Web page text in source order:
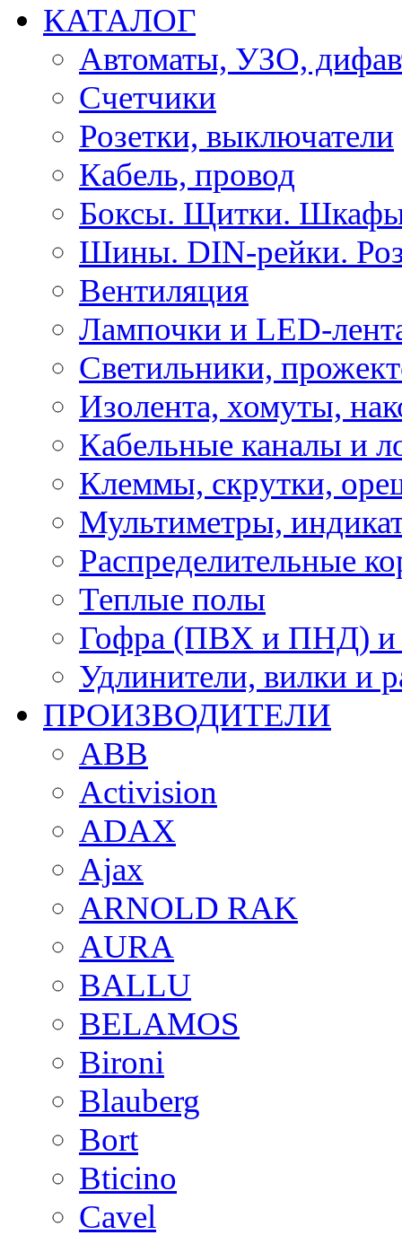
КАТАЛОГ
Автоматы, УЗО,
Счетчики
Розетки, выключатели
Кабель, провод
Боксы. Щитки.
Шины. DIN-рейки.
Вентиляция
Лампочки и LED-
Светильники,
Изолента, хомуты,
Кабельные каналы и
Клеммы, скрутки,
Мультиметры,
Распределительные
Теплые полы
Гофра (ПВХ и ПНД) и
Удлинители, вилки и
ПРОИЗВОДИТЕЛИ
ABB
Activision
ADAX
Ajax
ARNOLD RAK
AURA
BALLU
BELAMOS
Bironi
Blauberg
Bort
Bticino
Cavel